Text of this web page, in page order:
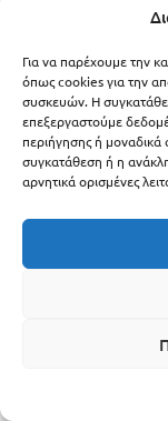
Για να παρέχουμε την
όπως cookies για την
συσκευών. Η
επεξεργαστούμε
περιήγησης ή μοναδικά
συγκατάθεση ή η
αρνητικά ορισμένες
Διευθ:
Τηλ: 2492
Email: